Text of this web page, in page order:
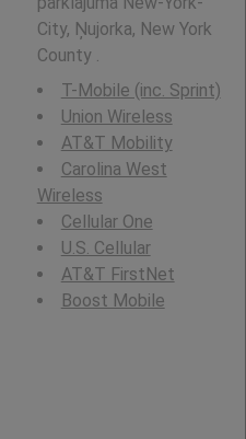
City, Ņujorka, New York
County .
T-Mobile (inc. Sprint)
Union Wireless
AT&T Mobility
Carolina West
Wireless
Cellular One
U.S. Cellular
AT&T FirstNet
Boost Mobile